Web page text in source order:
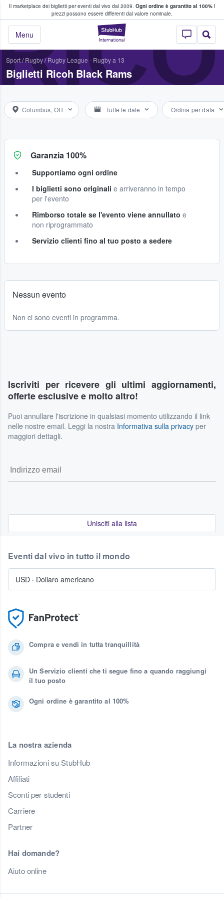
Il marketplace dei biglietti per eventi dal vivo dal 2009. Ogni ordine è garantito al 100%I
prezzi possono essere differenti dal valore nominale.
StubHub - Dove
Menu
fan comprano e vendono biglietti
Sport/Rugby/ Rugby League - Rugby a 13
Biglietti Ricoh Black Rams
Columbus, OH Tutte le date Ordina per data
Garanzia 100%
Supportiamo ogni ordine
I biglietti sono originali e arriveranno in tempo
per l'evento
Rimborso totale se l'evento viene annullato e
non riprogrammato
Servizio clienti fino al tuo posto a sedere
Nessun evento
Non ci sono eventi in programma.
Iscriviti per ricevere gli ultimi aggiornamenti,
offerte esclusive e molto altro!
Puoi annullare l'iscrizione in qualsiasi momento utilizzando il link
nelle nostre email. Leggi la nostra Informativa sulla privacy per
maggiori dettagli.
Unisciti alla lista
Compra e vendi in tutta tranquillità
Un Servizio clienti che ti segue fino a quando raggiungi
il tuo posto
Ogni ordine è garantito al 100%
La nostra azienda
Informazioni su StubHub
Affiliati
Sconti per studenti
Carriere
Partner
Hai domande?
Aiuto online
Eventi dal vivo in tutto il mondo
USD · Dollaro americano